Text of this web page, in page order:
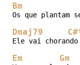
Bm
Os que plantam
Dmaj79
Ele vai chorando
Em Gm